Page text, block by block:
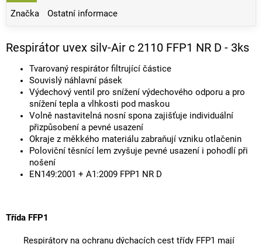
Značka Ostatní informace
Respirátor uvex silv-Air c 2110 FFP1 NR D - 3ks
Tvarovaný respirátor filtrující částice
Souvislý náhlavní pásek
Výdechový ventil pro snížení výdechového odporu a pro
snížení tepla a vlhkosti pod maskou
Volně nastavitelná nosní spona zajišťuje individuální
přizpůsobení a pevné usazení
Okraje z měkkého materiálu zabraňují vzniku otlačenin
Poloviční těsnící lem zvyšuje pevné usazení i pohodlí při
nošení
EN149:2001 + A1:2009 FPP1 NR D
Třída FFP1
Respirátory na ochranu dýchacích cest třídy FFP1 mají